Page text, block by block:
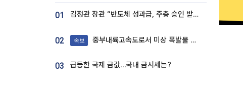
01 김정관 장관 “반도체 성과급, 주총 승인 받도록”…상법·자본시장법 개정 시사
02 속보 중부내륙고속도로서 미상 폭발물 발견
03 급등한 국제 금값…국내 금시세는?